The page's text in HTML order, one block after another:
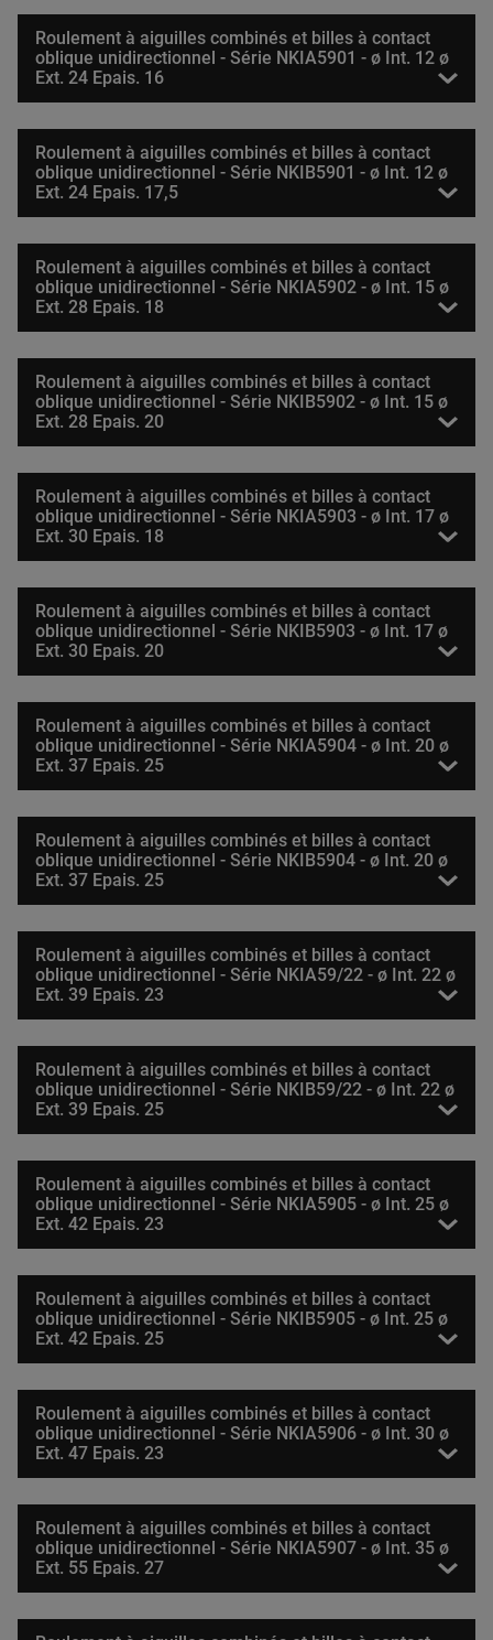
Roulement à aiguilles combinés et billes à contact
oblique unidirectionnel - Série NKIA5901 - ø Int. 12 ø
Ext. 24 Epais. 16
Roulement à aiguilles combinés et billes à contact
oblique unidirectionnel - Série NKIB5901 - ø Int. 12 ø
Ext. 24 Epais. 17,5
Roulement à aiguilles combinés et billes à contact
oblique unidirectionnel - Série NKIA5902 - ø Int. 15 ø
Ext. 28 Epais. 18
Roulement à aiguilles combinés et billes à contact
oblique unidirectionnel - Série NKIB5902 - ø Int. 15 ø
Ext. 28 Epais. 20
Roulement à aiguilles combinés et billes à contact
oblique unidirectionnel - Série NKIA5903 - ø Int. 17 ø
Ext. 30 Epais. 18
Roulement à aiguilles combinés et billes à contact
oblique unidirectionnel - Série NKIB5903 - ø Int. 17 ø
Ext. 30 Epais. 20
Roulement à aiguilles combinés et billes à contact
oblique unidirectionnel - Série NKIA5904 - ø Int. 20 ø
Ext. 37 Epais. 25
Roulement à aiguilles combinés et billes à contact
oblique unidirectionnel - Série NKIB5904 - ø Int. 20 ø
Ext. 37 Epais. 25
Roulement à aiguilles combinés et billes à contact
oblique unidirectionnel - Série NKIA59/22 - ø Int. 22 ø
Ext. 39 Epais. 23
Roulement à aiguilles combinés et billes à contact
oblique unidirectionnel - Série NKIB59/22 - ø Int. 22 ø
Ext. 39 Epais. 25
Roulement à aiguilles combinés et billes à contact
oblique unidirectionnel - Série NKIA5905 - ø Int. 25 ø
Ext. 42 Epais. 23
Roulement à aiguilles combinés et billes à contact
oblique unidirectionnel - Série NKIB5905 - ø Int. 25 ø
Ext. 42 Epais. 25
Roulement à aiguilles combinés et billes à contact
oblique unidirectionnel - Série NKIA5906 - ø Int. 30 ø
Ext. 47 Epais. 23
Roulement à aiguilles combinés et billes à contact
oblique unidirectionnel - Série NKIA5907 - ø Int. 35 ø
Ext. 55 Epais. 27